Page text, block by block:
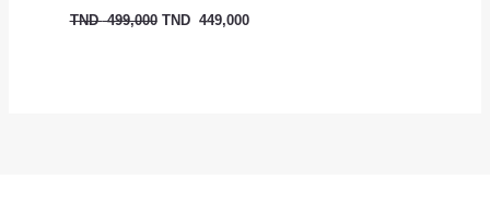
TND499,000 TND 449,000